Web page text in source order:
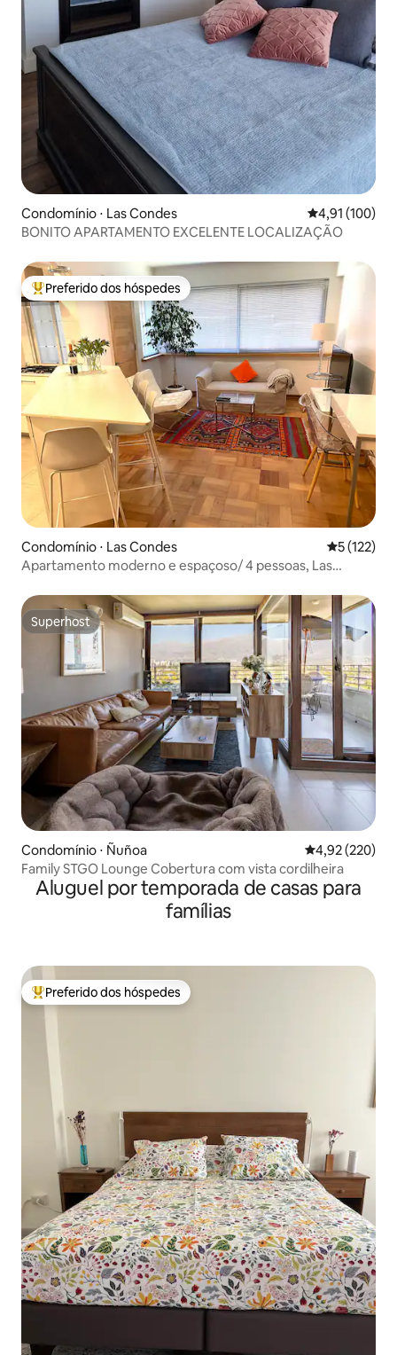
Condomínio ⋅ Las Condes 4,91 de uma
4,91 (100)
BONITO APARTAMENTO EXCELENTE LOCALIZAÇÃO
Entre os melhores preferidos dos hóspedes
Preferido dos hóspedes
Condomínio ⋅ Las Condes 5 de uma
5 (122)
Apartamento moderno e espaçoso/ 4 pessoas, Las
Superhost
Superhost
Condomínio ⋅ Ñuñoa 4,92 de uma
4,92 (220)
Family STGO Lounge Cobertura com vista cordilheira
Aluguel por temporada de casas para
famílias
Entre os melhores preferidos dos hóspedes
Preferido dos hóspedes